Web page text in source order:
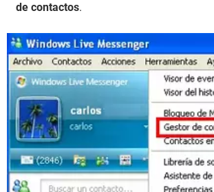
de contactos.